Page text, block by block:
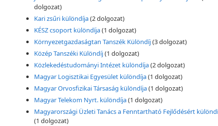
dolgozat)
Kari zsűri különdíja(2 dolgozat)
KÉSZ csoport különdíja(1 dolgozat)
Környezetgazdaságtan Tanszék Különdíj(3 dolgozat)
Közép Tanszéki Különdíj(1 dolgozat)
Közlekedéstudományi Intézet különdíja(2 dolgozat)
Magyar Logisztikai Egyesület különdíja(1 dolgozat)
Magyar Orvosfizikai Társaság különdíja(1 dolgozat)
Magyar Telekom Nyrt. különdíja(1 dolgozat)
Magyarországi Üzleti Tanács a Fenntartható Fejlődésért
(1 dolgozat)